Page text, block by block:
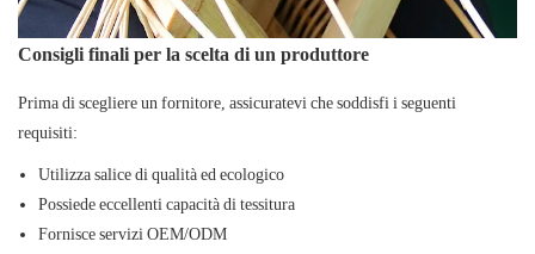
Consigli finali per la scelta di un produttore
Prima di scegliere un fornitore, assicuratevi che soddisfi i seguenti
requisiti:
Utilizza salice di qualità ed ecologico
Possiede eccellenti capacità di tessitura
Fornisce servizi OEM/ODM